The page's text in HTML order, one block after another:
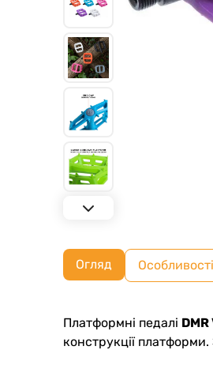
Огляд Особливості
Платформні педалі
конструкції